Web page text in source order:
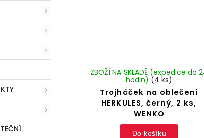
Trojháček na oblečení
HERKULES, černý, 2 ks,
WENKO
ZBOŽÍ NA SKLADĚ (expedice do
hodin) (4 ks)
Do košíku